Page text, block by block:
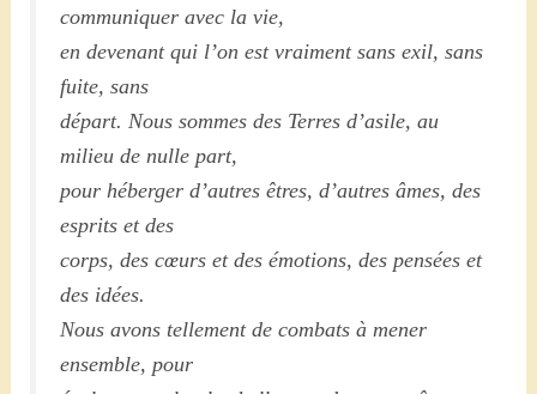
communiquer avec la vie,
en devenant qui l’on est vraiment sans exil, sans
fuite, sans
départ. Nous sommes des Terres d’asile, au
milieu de nulle part,
pour héberger d’autres êtres, d’autres âmes, des
esprits et des
corps, des cœurs et des émotions, des pensées et
des idées.
Nous avons tellement de combats à mener
ensemble, pour